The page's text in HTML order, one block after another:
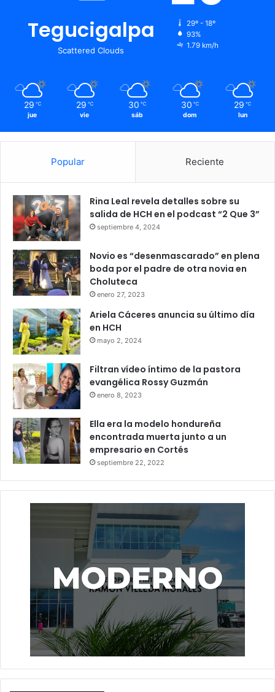
Tegucigalpa
Scattered Clouds
29º - 18º
93%
1.79 km/h
29 ℃
jue
29 ℃
vie
30 ℃
sáb
30 ℃
dom
29 ℃
lun
Popular Reciente
Rina Leal revela detalles sobre su
salida de HCH en el podcast “2 Que 3”
septiembre 4, 2024
Novio es “desenmascarado” en plena
boda por el padre de otra novia en
Choluteca
enero 27, 2023
Ariela Cáceres anuncia su último día
en HCH
mayo 2, 2024
Filtran vídeo íntimo de la pastora
evangélica Rossy Guzmán
enero 8, 2023
Ella era la modelo hondureña
encontrada muerta junto a un
empresario en Cortés
septiembre 22, 2022